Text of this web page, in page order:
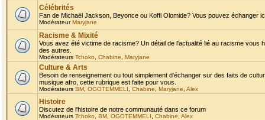
Célébrités
Fan de Michaël Jackson, Beyonce ou Koffi Olomide? Vous pouvez échanger
ModérateurMaryjane
Racisme & Mixité
Vous avez été victime de racisme? Un détail de l'actualité lié au racisme
des autres.
Modérateurs Tchoko Chabine Maryjane
Culture & Arts
Besoin de renseignement ou tout simplement d'échanger sur des faits de
musique afro, cette rubrique est faite pour vous.
Modérateurs BM OGOTEMMELI Chabine Maryjane Alex
Histoire
Discutez de l'histoire de notre communauté dans ce forum
Modérateurs Tchoko BM OGOTEMMELI Chabine Alex